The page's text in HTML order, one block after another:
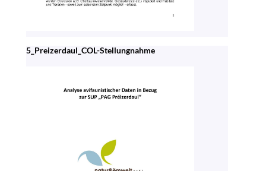
5_Preizerdaul_COL-Stellungnahme